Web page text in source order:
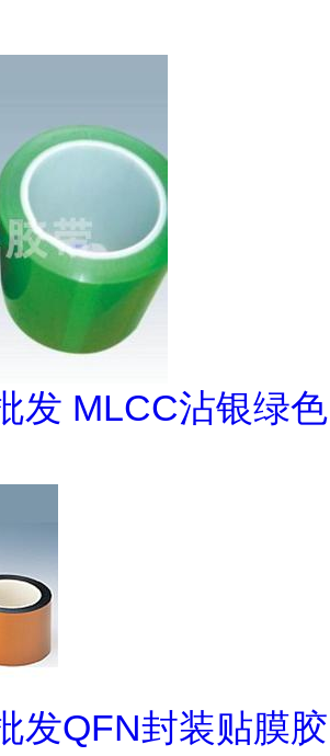
发 MLCC沾银绿色
发QFN封装贴膜胶